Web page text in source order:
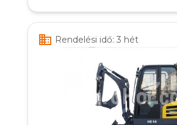
business Rendelési idő: 3 hét